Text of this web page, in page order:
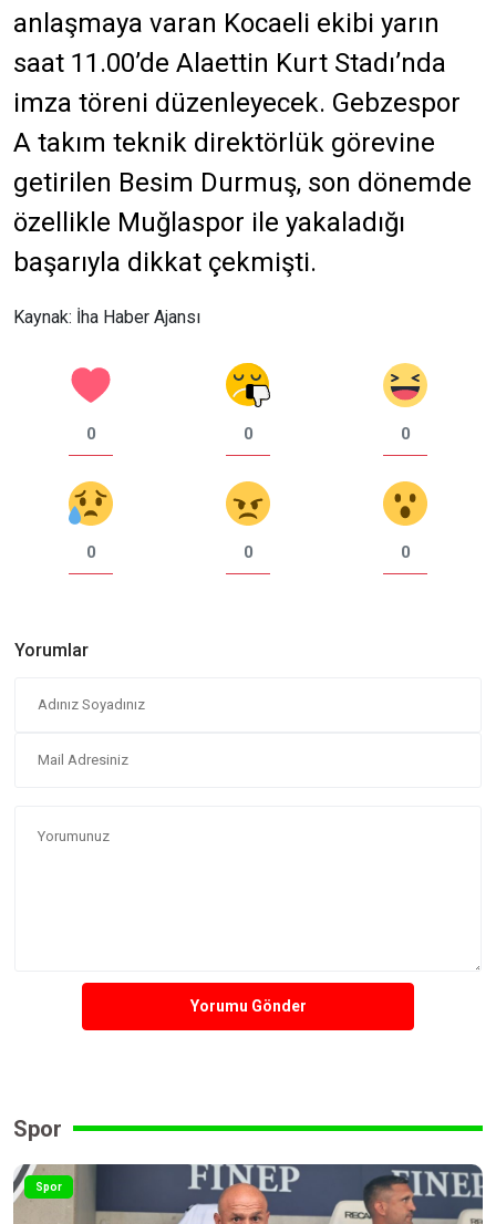
anlaşmaya varan Kocaeli ekibi yarın
saat 11.00’de Alaettin Kurt Stadı’nda
imza töreni düzenleyecek. Gebzespor
A takım teknik direktörlük görevine
getirilen Besim Durmuş, son dönemde
özellikle Muğlaspor ile yakaladığı
başarıyla dikkat çekmişti.
Kaynak: İha Haber Ajansı
0 0 0
0 0 0
Yorumlar
Yorumu Gönder
Spor
Spor